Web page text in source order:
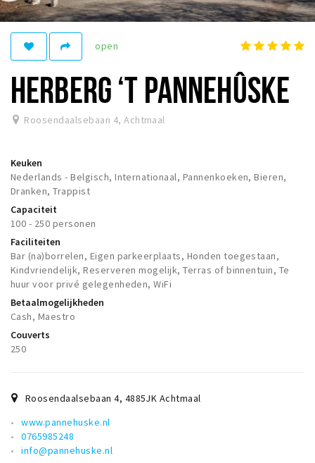
WONEN
Woonruimte
Inschrijven gemeente
Zorgverzekering
Huisarts en eerste hulp
Q&A
KORTING
Breda Student Shop
Draai aan het rad!
VRIJE TIJD
Sport
Nieuws
Agenda
Bezienswaardigheden
Musea, theaters & podia
Studentenroutes
Natuurgebieden
Party pics
open
HERBERG ‘T PANNEHÛSKE
Roosendaalsebaan 4,Achtmaal
Keuken
Nederlands - Belgisch, Internationaal, Pannenkoeken, Bieren,
Dranken, Trappist
Capaciteit
100 - 250 personen
Faciliteiten
Bar (na)borrelen, Eigen parkeerplaats, Honden toegestaan,
Kindvriendelijk, Reserveren mogelijk, Terras of binnentuin, Te
huur voor privé gelegenheden, WiFi
Betaalmogelijkheden
Cash, Maestro
Couverts
250
Roosendaalsebaan 4, 4885JK Achtmaal
www.pannehuske.nl
0765985248
info@pannehuske.nl